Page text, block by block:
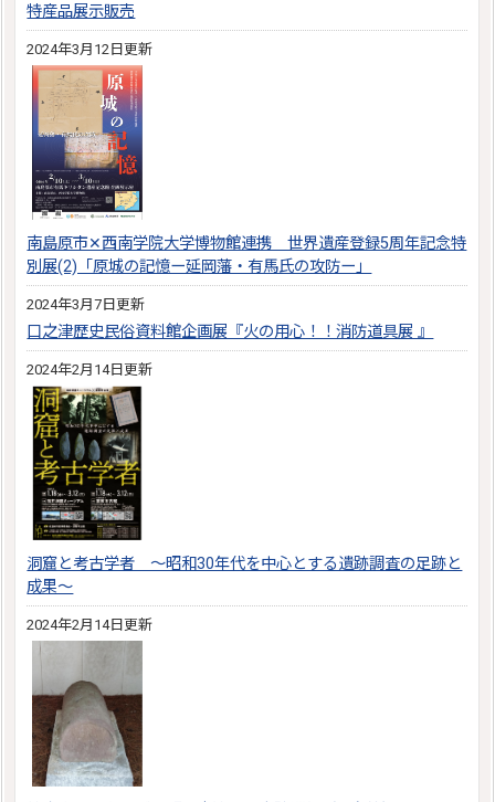
特産品展示販売
2024年3月12日更新
南島原市✕西南学院大学博物館連携 世界遺産登録5周年記念特
別展(2)「原城の記憶ー延岡藩・有馬氏の攻防ー」
2024年3月7日更新
口之津歴史民俗資料館企画展『火の用心！！消防道具展 』
2024年2月14日更新
洞窟と考古学者 ～昭和30年代を中心とする遺跡調査の足跡と
成果～
2024年2月14日更新